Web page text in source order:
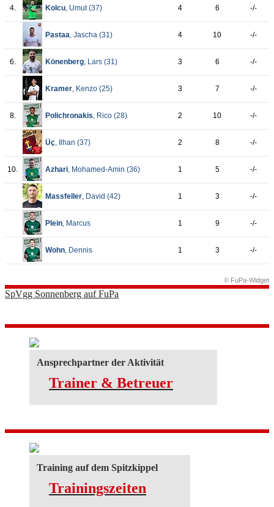
4. Kolcu , Umut (37) 4 6 -/-
Pastaa , Jascha (31 ) 4 10 -/-
6. Könenberg , Lars (31 ) 3 6 -/-
Kramer , Kenzo (25) 3 7 -/-
8. Polichronakis , Rico (28) 2 10 -/-
Üç , Ilhan (37) 2 8 -/-
10. Azhari , Mohamed-Amin (36) 1 5 -/-
Massfeller , David (42) 1 3 -/-
Plein , Marcus 1 9 -/-
Wohn , Dennis 1 3 -/-
© FuPa-Widget
SpVgg Sonnenberg auf FuPa
Ansprechpartner der Aktivität
Trainer & Betreuer
Training auf dem Spitzkippel
Trainingszeiten